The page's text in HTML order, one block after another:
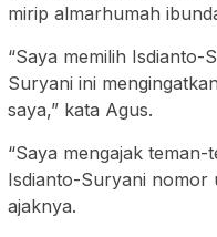
mirip almarhumah
“Saya memilih
Suryani ini
saya,” kata Agus.
“Saya mengajak
Isdianto-Suryani nomor
ajaknya.